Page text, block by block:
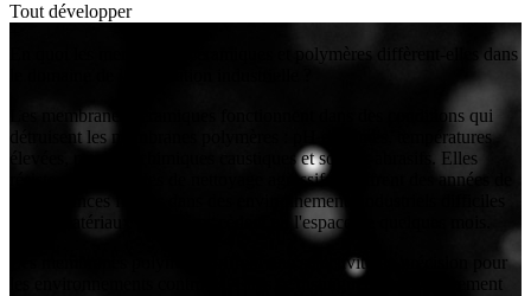
Tout développer
En quoi les membranes céramiques et polymères diffèrent-elles dans
Les membranes céramiques fonctionnent dans des conditions qui
détruisent les membranes polymères : pH extrêmes, températures
élevées, produits chimiques caustiques et solides abrasifs. Elles
résistent à des cycles de nettoyage agressifs et offrent des années de
performances fiables dans des environnements industriels difficiles
où les matériaux polymères cèdent en l'espace de quelques mois.
Les membranes polymères offrent une sélectivité de précision pour
les environnements contrôlés. Elles se distinguent particulièrement